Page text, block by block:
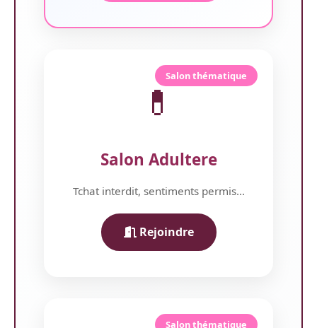
Salon thématique
💊
Salon Adultere
Tchat interdit, sentiments permis...
Rejoindre
Salon thématique